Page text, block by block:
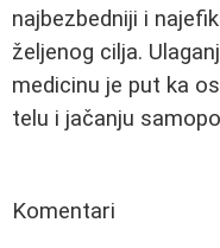
najbezbedniji i
željenog cilja.
medicinu je put ka
telu i jačanju
Komentari